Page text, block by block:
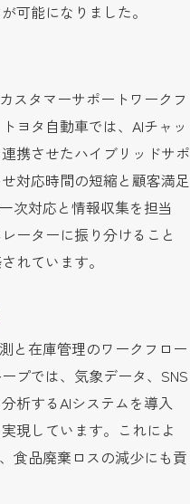
可能になりました。
スタマーサポートワークフ
ヨタ自動車では、AIチャッ
携させたハイブリッドサポ
対応時間の短縮と顧客満足
次対応と情報収集を担当
ーターに振り分けること
れています。
と在庫管理のワークフロー
プでは、気象データ、SNS
析するAIシステムを導入
現しています。これによ
食品廃棄ロスの減少にも貢